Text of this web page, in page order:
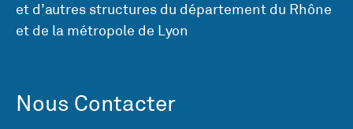
et d’autres structures du département du Rhône
et de la métropole de Lyon
Nous Contacter